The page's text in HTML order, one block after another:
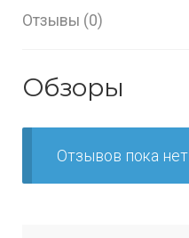
Отзывы (0)
Обзоры
Отзывов пока нет.